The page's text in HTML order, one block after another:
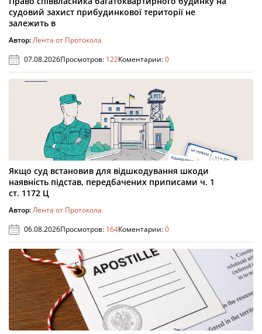
судовий захист прибудинкової території не
залежить в
Автор:Лента от Протокола
07.08.2026Просмотров: 122Коментарии:0
Якщо суд встановив для відшкодування шкоди
наявність підстав, передбачених приписами ч. 1
ст. 1172 Ц
Автор:Лента от Протокола
06.08.2026Просмотров: 164Коментарии:0